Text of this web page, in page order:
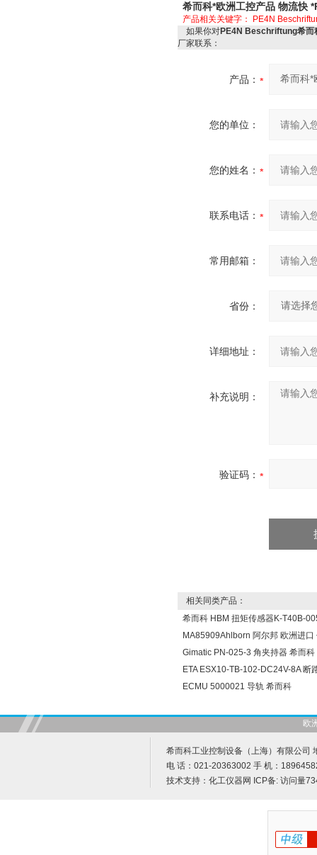
希而科*欧洲工控产品 物流快
产品相关关键字：
PE4N
如果你对PE4N Beschriftung希而
厂家联系：
产品：
您的单位：
您的姓名：
联系电话：
常用邮箱：
省份：
详细地址：
补充说明：
验证码：
相关同类产品：
希而科 HBM 扭矩传感器K-T40B-
MA85909Ahlborn 阿尔邦 欧洲进口
Gimatic PN-025-3 角夹持器 希而科
ETA ESX10-TB-102-DC24V-8A 断
ECMU 5000021 导轨 希而科
欧
希而科工业控制设备（上海）有限公司
电 话：021-20363002 手 机：
技术支持： 化工仪器网 ICP备: 访问量